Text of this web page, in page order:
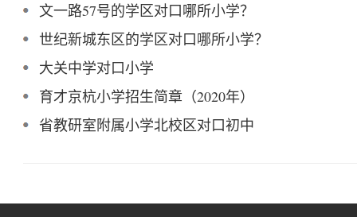
文一路57号的学区对口哪所小学？
世纪新城东区的学区对口哪所小学？
大关中学对口小学
育才京杭小学招生简章（2020年）
省教研室附属小学北校区对口初中